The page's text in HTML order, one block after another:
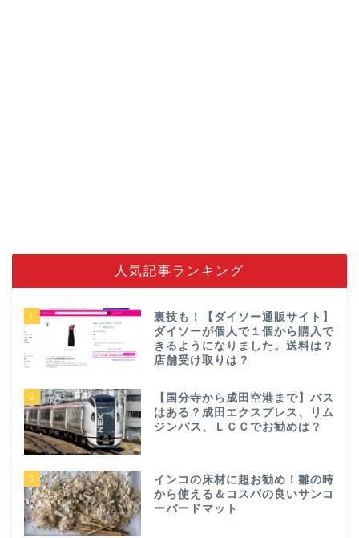
人気記事ランキング
1
裏技も！【ダイソー通販サイト】
ダイソーが個人で１個から購入で
きるようになりました。送料は？
店舗受け取りは？
2
【国分寺から成田空港まで】バス
はある？成田エクスプレス、リム
ジンバス、ＬＣＣでお勧めは？
3
インコの床材に超お勧め！雛の時
から使える＆コスパの良いサンコ
ーバードマット